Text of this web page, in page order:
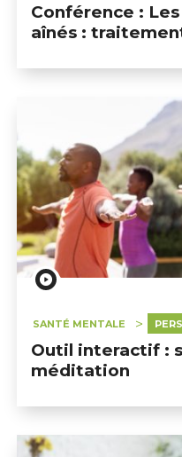
Conférence :
aînés :
SANTÉ MENTALE
Outil interactif :
méditation